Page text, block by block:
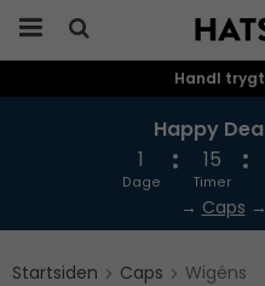
Produktet er
Handl
Happy
1
Dage
15
Timer
→ Caps →
Startsiden Caps Wigéns